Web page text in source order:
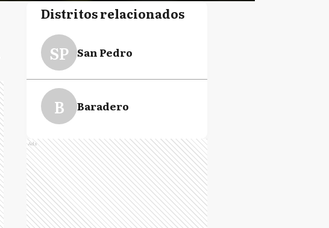
Distritos relacionados
SP San Pedro
B Baradero
Ads